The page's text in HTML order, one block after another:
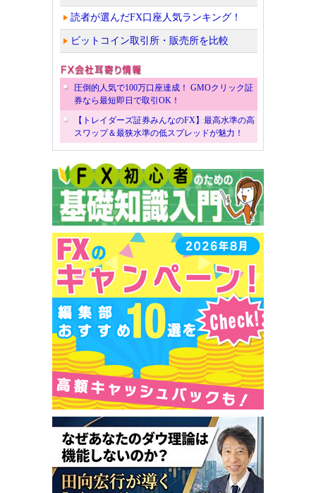
読者が選んだFX口座人気ランキング！
ビットコイン取引所・販売所を比較
圧倒的人気で100万口座達成！ GMOクリック証
券なら最短即日で取引OK！
【トレイダーズ証券みんなのFX】最高水準の高
スワップ＆最狭水準の低スプレッドが魅力！